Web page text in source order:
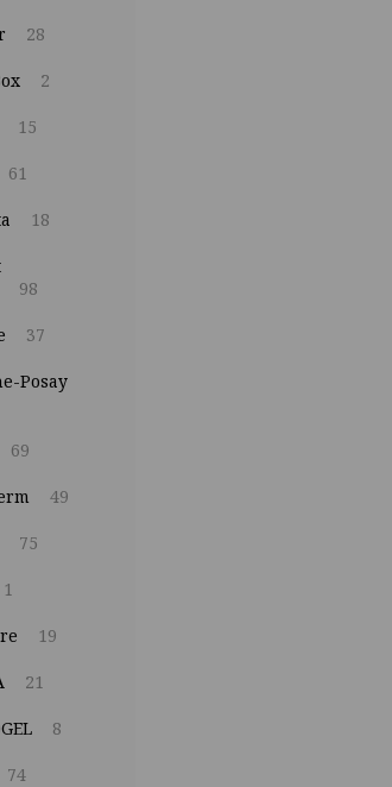
28
2
15
61
18
98
37
Posay
69
49
75
1
19
21
8
74